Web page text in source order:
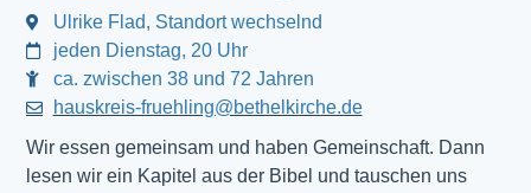
Ulrike Flad, Standort wechselnd
jeden Dienstag, 20 Uhr
ca. zwischen 38 und 72 Jahren
hauskreis-fruehling@bethelkirche.de
Wir essen gemeinsam und haben Gemeinschaft. Dann
lesen wir ein Kapitel aus der Bibel und tauschen uns